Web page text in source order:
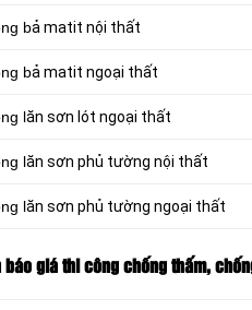
bả matit nội thất
bả matit ngoại thất
lăn sơn lót ngoại thất
lăn sơn phủ tường nội thất
lăn sơn phủ tường ngoại thất
giá thi công chống thấm,